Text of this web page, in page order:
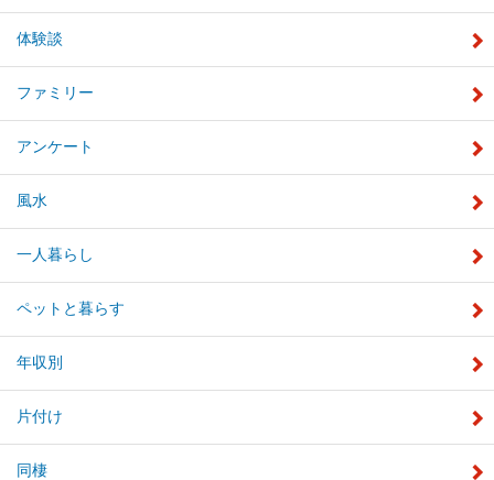
体験談
ファミリー
アンケート
風水
一人暮らし
ペットと暮らす
年収別
片付け
同棲